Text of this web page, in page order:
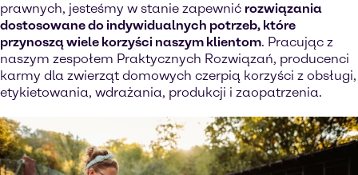
prawnych, jesteśmy w stanie zapewnić rozwiązania
dostosowane do indywidualnych potrzeb, które
przynoszą wiele korzyści naszym klientom. Pracując z
naszym zespołem Praktycznych Rozwiązań, producenci
karmy dla zwierząt domowych czerpią korzyści z obsługi,
etykietowania, wdrażania, produkcji i zaopatrzenia.